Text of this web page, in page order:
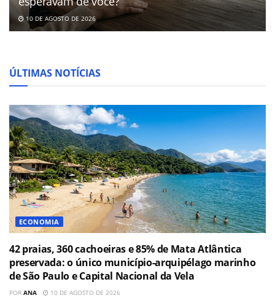
10 DE AGOSTO DE 2026
ÚLTIMAS NOTÍCIAS
ECONOMIA
42 praias, 360 cachoeiras e 85% de Mata Atlântica
preservada: o único município-arquipélago marinho
de São Paulo e Capital Nacional da Vela
POR ANA 10 DE AGOSTO DE 2026